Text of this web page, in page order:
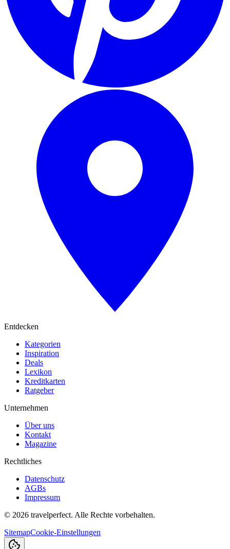
Entdecken
Kategorien
Inspiration
Deals
Lexikon
Kreditkarten
Ratgeber
Unternehmen
Über uns
Kontakt
Magazine
Rechtliches
Datenschutz
AGBs
Impressum
© 2026 travelperfect. Alle Rechte vorbehalten.
SitemapCookie-Einstellungen